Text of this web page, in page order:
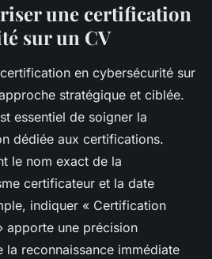
une certification
sur un CV
en cybersécurité sur
stratégique et ciblée.
essentiel de soigner la
dédiée aux certifications.
le nom exact de la
certificateur et la date
indiquer « Certification
apporte une précision
reconnaissance immédiate